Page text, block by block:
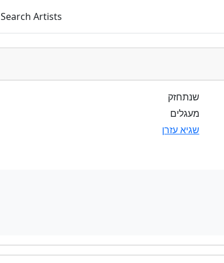
Search Artists
שנתחזק
מעגלים
שגיא עזרן